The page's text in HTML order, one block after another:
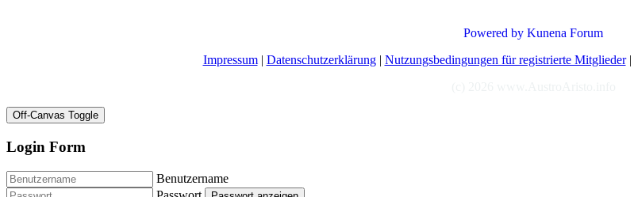
Powered by Kunena Forum
Impressum| Datenschutzerklärung| Nutzungsbedingungen für registrierte Mitglieder|
Off-Canvas Toggle
Login Form
Benutzername